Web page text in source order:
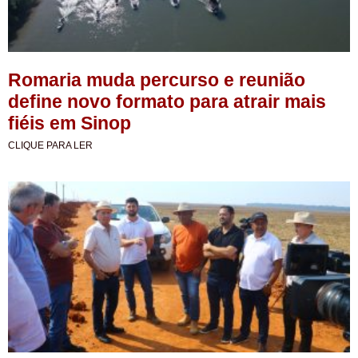
Romaria muda percurso e reunião
define novo formato para atrair mais
fiéis em Sinop
CLIQUE PARA LER